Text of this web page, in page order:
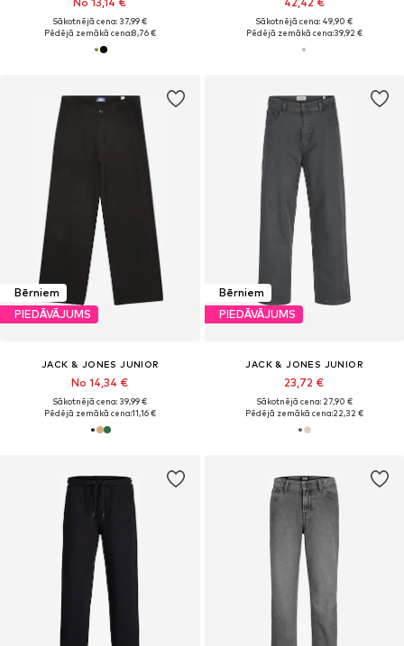
Sākotnējā cena: 37,99 €
Pēdējā zemākā cena:8,76 €
Sākotnējā cena: 49,90 €
Pēdējā zemākā cena:39,92 €
Bērniem
PIEDĀVĀJUMS
JACK & JONES JUNIOR
No 14,34 €
Sākotnējā cena: 39,99 €
Pēdējā zemākā cena:11,16 €
Bērniem
PIEDĀVĀJUMS
JACK & JONES JUNIOR
23,72 €
Sākotnējā cena: 27,90 €
Pēdējā zemākā cena:22,32 €